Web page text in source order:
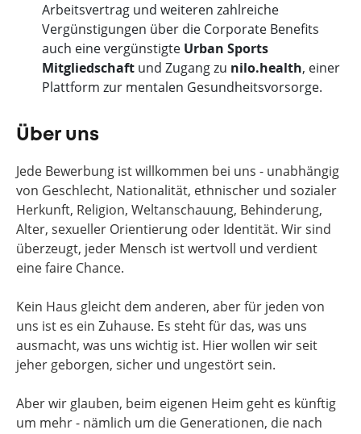
Arbeitsvertrag und weiteren zahlreiche
Vergünstigungen über die Corporate Benefits
auch eine vergünstigte Urban Sports
Mitgliedschaft und Zugang zu nilo.health, einer
Plattform zur mentalen Gesundheitsvorsorge.
Über uns
Jede Bewerbung ist willkommen bei uns - unabhängig
von Geschlecht, Nationalität, ethnischer und sozialer
Herkunft, Religion, Weltanschauung, Behinderung,
Alter, sexueller Orientierung oder Identität. Wir sind
überzeugt, jeder Mensch ist wertvoll und verdient
eine faire Chance.
Kein Haus gleicht dem anderen, aber für jeden von
uns ist es ein Zuhause. Es steht für das, was uns
ausmacht, was uns wichtig ist. Hier wollen wir seit
jeher geborgen, sicher und ungestört sein.
Aber wir glauben, beim eigenen Heim geht es künftig
um mehr - nämlich um die Generationen, die nach